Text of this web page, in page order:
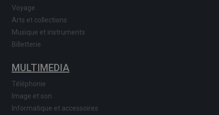
Voyage
Arts et collections
Musique et instruments
Billetterie
MULTIMEDIA
Téléphonie
Image et son
Informatique et accessoires